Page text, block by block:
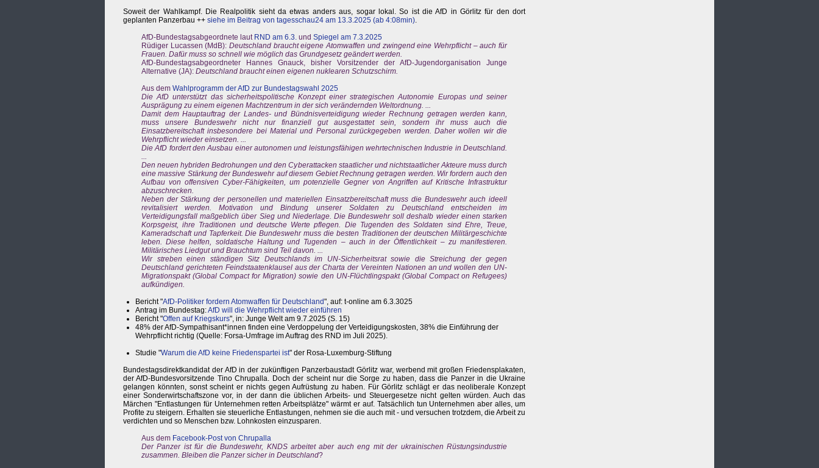
Soweit der Wahlkampf. Die Realpolitik sieht da etwas anders aus, sogar lokal. So ist die AfD in Görlitz für den dort
geplanten Panzerbau ++ siehe im Beitrag von tagesschau24 am 13.3.2025 (ab 4:08min).
AfD-Bundestagsabgeordnete laut RND am 6.3. und Spiegel am 7.3.2025
Rüdiger Lucassen (MdB):Deutschland braucht eigene Atomwaffen und zwingend eine Wehrpflicht – auch für
Frauen. Dafür muss so schnell wie möglich das Grundgesetz geändert werden.
AfD-Bundestagsabgeordneter Hannes Gnauck, bisher Vorsitzender der AfD-Jugendorganisation Junge
Alternative (JA): Deutschland braucht einen eigenen nuklearen Schutzschirm.
Aus dem Wahlprogramm der AfD zur Bundestagswahl 2025
Die AfD unterstützt das sicherheitspolitische Konzept einer strategischen Autonomie Europas und seiner
Ausprägung zu einem eigenen Machtzentrum in der sich verändernden Weltordnung. ...
Damit dem Hauptauftrag der Landes- und Bündnisverteidigung wieder Rechnung getragen werden kann,
muss unsere Bundeswehr nicht nur finanziell gut ausgestattet sein, sondern ihr muss auch die
Einsatzbereitschaft insbesondere bei Material und Personal zurückgegeben werden. Daher wollen wir die
Wehrpflicht wieder einsetzen. ...
Die AfD fordert den Ausbau einer autonomen und leistungsfähigen wehrtechnischen Industrie in Deutschland.
...
Den neuen hybriden Bedrohungen und den Cyberattacken staatlicher und nichtstaatlicher Akteure muss durch
eine massive Stärkung der Bundeswehr auf diesem Gebiet Rechnung getragen werden. Wir fordern auch den
Aufbau von offensiven Cyber-Fähigkeiten, um potenzielle Gegner von Angriffen auf Kritische Infrastruktur
abzuschrecken.
Neben der Stärkung der personellen und materiellen Einsatzbereitschaft muss die Bundeswehr auch ideell
revitalisiert werden. Motivation und Bindung unserer Soldaten zu Deutschland entscheiden im
Verteidigungsfall maßgeblich über Sieg und Niederlage. Die Bundeswehr soll deshalb wieder einen starken
Korpsgeist, ihre Traditionen und deutsche Werte pflegen. Die Tugenden des Soldaten sind Ehre, Treue,
Kameradschaft und Tapferkeit. Die Bundeswehr muss die besten Traditionen der deutschen Militärgeschichte
leben. Diese helfen, soldatische Haltung und Tugenden – auch in der Öffentlichkeit – zu manifestieren.
Militärisches Liedgut und Brauchtum sind Teil davon. ...
Wir streben einen ständigen Sitz Deutschlands im UN-Sicherheitsrat sowie die Streichung der gegen
Deutschland gerichteten Feindstaatenklausel aus der Charta der Vereinten Nationen an und wollen den UN-
Migrationspakt (Global Compact for Migration) sowie den UN-Flüchtlingspakt (Global Compact on Refugees)
aufkündigen.
Bericht "AfD-Politiker fordern Atomwaffen für Deutschland", auf: t-online am 6.3.3025
Antrag im Bundestag:AfD will die Wehrpflicht wieder einführen
Bericht "Offen auf Kriegskurs", in: Junge Welt am 9.7.2025 (S. 15)
48% der AfD-Sympathisant*innen finden eine Verdoppelung der Verteidigungskosten, 38% die Einführung der
Wehrpflicht richtig (Quelle: Forsa-Umfrage im Auftrag des RND im Juli 2025).
Studie "Warum die AfD keine Friedenspartei ist" der Rosa-Luxemburg-Stiftung
Bundestagsdirektkandidat der AfD in der zukünftigen Panzerbaustadt Görlitz war, werbend mit großen Friedensplakaten,
der AfD-Bundesvorsitzende Tino Chrupalla. Doch der scheint nur die Sorge zu haben, dass die Panzer in die Ukraine
gelangen könnten, sonst scheint er nichts gegen Aufrüstung zu haben. Für Görlitz schlägt er das neoliberale Konzept
einer Sonderwirtschaftszone vor, in der dann die üblichen Arbeits- und Steuergesetze nicht gelten würden. Auch das
Märchen "Entlastungen für Unternehmen retten Arbeitsplätze" wärmt er auf. Tatsächlich tun Unternehmen aber alles, um
Profite zu steigern. Erhalten sie steuerliche Entlastungen, nehmen sie die auch mit - und versuchen trotzdem, die Arbeit zu
verdichten und so Menschen bzw. Lohnkosten einzusparen.
Aus dem Facebook-Post von Chrupalla
Der Panzer ist für die Bundeswehr, KNDS arbeitet aber auch eng mit der ukrainischen Rüstungsindustrie
zusammen. Bleiben die Panzer sicher in Deutschland?